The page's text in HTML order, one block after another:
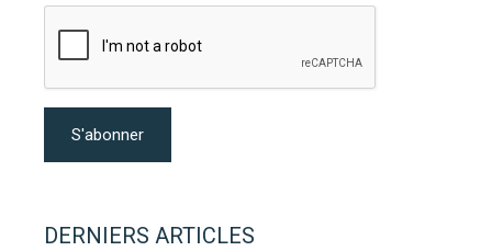
DERNIERS ARTICLES